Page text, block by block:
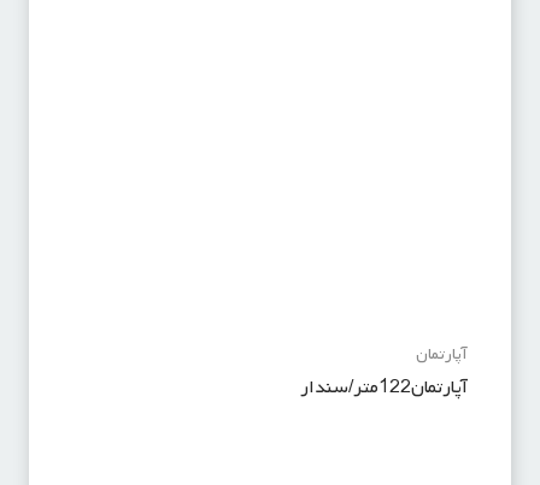
آپارتمان
آپارتمان122متر/سندار